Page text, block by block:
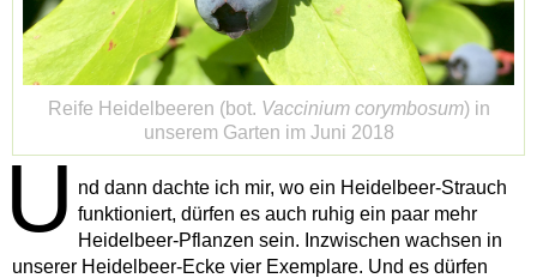
Reife Heidelbeeren (bot. Vaccinium corymbosum) in
unserem Garten im Juni 2018
U nd dann dachte ich mir, wo ein Heidelbeer-Strauch
funktioniert, dürfen es auch ruhig ein paar mehr
Heidelbeer-Pflanzen sein. Inzwischen wachsen in
unserer Heidelbeer-Ecke vier Exemplare. Und es dürfen